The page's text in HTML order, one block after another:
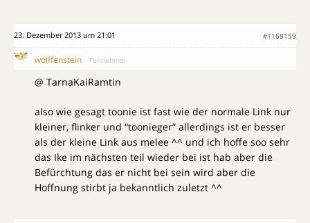
23. Dezember 2013 um 21:01 #1168159
wolffenstein Teilnehmer
@ TarnaKaiRamtin
also wie gesagt toonie ist fast wie der normale Link nur
kleiner, flinker und “toonieger” allerdings ist er besser
als der kleine Link aus melee ^^ und ich hoffe soo sehr
das Ike im nächsten teil wieder bei ist hab aber die
Befürchtung das er nicht bei sein wird aber die
Hoffnung stirbt ja bekanntlich zuletzt ^^